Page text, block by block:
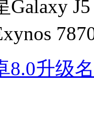
Galaxy
8.0升级